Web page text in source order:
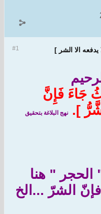
#1 الا الشر ]
جَاءَ فَإِنَّ
].
نهج البلاغة بتحقيق
الحجر " هنا
الشرّ ...الخ